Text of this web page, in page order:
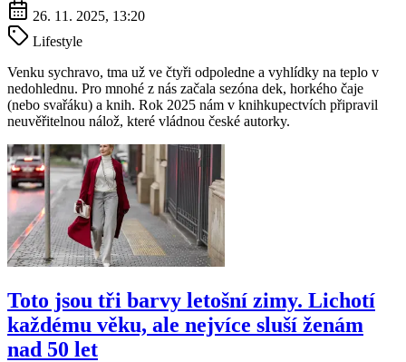
26. 11. 2025, 13:20
Lifestyle
Venku sychravo, tma už ve čtyři odpoledne a vyhlídky na teplo v
nedohlednu. Pro mnohé z nás začala sezóna dek, horkého čaje
(nebo svařáku) a knih. Rok 2025 nám v knihkupectvích připravil
neuvěřitelnou nálož, které vládnou české autorky.
Toto jsou tři barvy letošní zimy. Lichotí
každému věku, ale nejvíce sluší ženám
nad 50 let